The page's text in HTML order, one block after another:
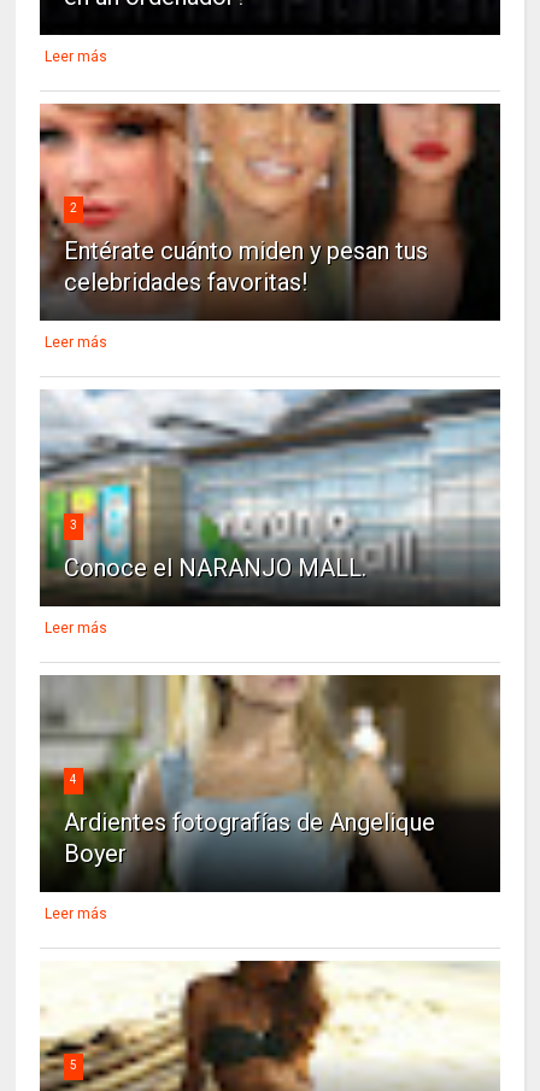
Leer más
2
Entérate cuánto miden y pesan tus
celebridades favoritas!
Leer más
3
Conoce el NARANJO MALL.
Leer más
4
Ardientes fotografías de Angelique
Boyer
Leer más
5